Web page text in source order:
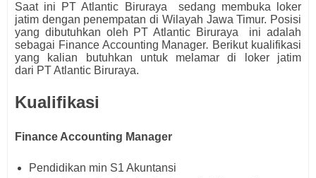
Saat ini PT Atlantic Biruraya
sedang membuka loker
jatim dengan penempatan di Wilayah Jawa Timur. Posisi
yang dibutuhkan oleh PT Atlantic Biruraya
ini adalah
sebagai Finance Accounting Manager. Berikut kualifikasi
yang kalian butuhkan untuk melamar di loker jatim
dari PT Atlantic Biruraya.
Kualifikasi
Finance Accounting Manager
Pendidikan min S1 Akuntansi